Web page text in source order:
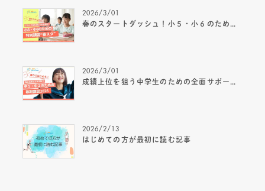
2026/3/01
2026/3/01
はじめての方が最初に読む記事
2026/2/13